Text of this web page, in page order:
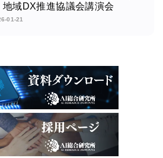
地域DX推進協議会講演会
01-21